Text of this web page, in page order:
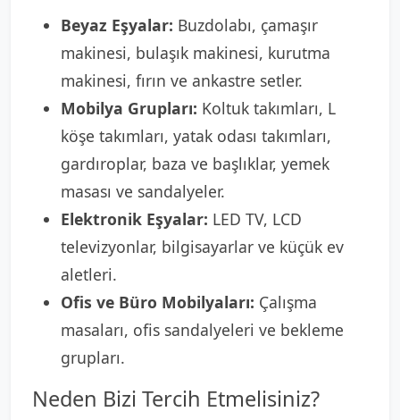
Beyaz Eşyalar: Buzdolabı, çamaşır
makinesi, bulaşık makinesi, kurutma
makinesi, fırın ve ankastre setler.
Mobilya Grupları: Koltuk takımları, L
köşe takımları, yatak odası takımları,
gardıroplar, baza ve başlıklar, yemek
masası ve sandalyeler.
Elektronik Eşyalar: LED TV, LCD
televizyonlar, bilgisayarlar ve küçük ev
aletleri.
Ofis ve Büro Mobilyaları: Çalışma
masaları, ofis sandalyeleri ve bekleme
grupları.
Neden Bizi Tercih Etmelisiniz?